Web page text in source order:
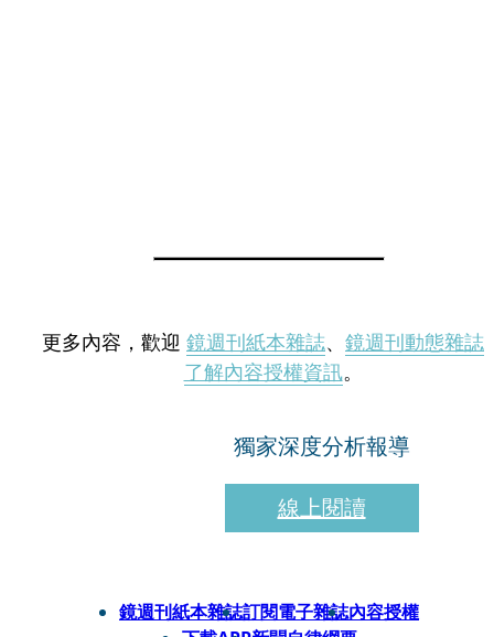
更多內容，歡迎 鏡週刊紙本雜誌、 鏡週刊動態雜誌
了解內容授權資訊。
獨家深度分析報導
線上閱讀
鏡週刊紙本雜誌訂閱電子雜誌內容授權